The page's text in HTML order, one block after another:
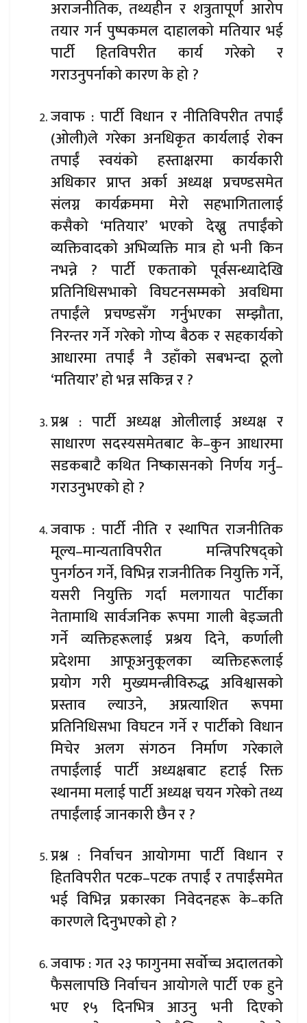
अराजनीतिक, तथ्यहीन र शत्रुतापूर्ण आरोप
तयार गर्न पुष्पकमल दाहालको मतियार भई
पार्टी हितविपरीत कार्य गरेको र
गराउनुपर्नाको कारण के हो ?
जवाफ : पार्टी विधान र नीतिविपरीत तपाईं
(ओली)ले गरेका अनधिकृत कार्यलाई रोक्न
तपाईं स्वयंको हस्ताक्षरमा कार्यकारी
अधिकार प्राप्त अर्का अध्यक्ष प्रचण्डसमेत
संलग्न कार्यक्रममा मेरो सहभागितालाई
कसैको ‘मतियार’ भएको देख्नु तपाईंको
व्यक्तिवादको अभिव्यक्ति मात्र हो भनी किन
नभन्ने ? पार्टी एकताको पूर्वसन्ध्यादेखि
प्रतिनिधिसभाको विघटनसम्मको अवधिमा
तपाईंले प्रचण्डसँग गर्नुभएका सम्झौता,
निरन्तर गर्ने गरेको गोप्य बैठक र सहकार्यको
आधारमा तपाईं नै उहाँको सबभन्दा ठूलो
‘मतियार’ हो भन्न सकिन्न र ?
प्रश्न : पार्टी अध्यक्ष ओलीलाई अध्यक्ष र
साधारण सदस्यसमेतबाट के–कुन आधारमा
सडकबाटै कथित निष्कासनको निर्णय गर्नु–
गराउनुभएको हो ?
जवाफ : पार्टी नीति र स्थापित राजनीतिक
मूल्य–मान्यताविपरीत मन्त्रिपरिषद्को
पुनर्गठन गर्ने, विभिन्न राजनीतिक नियुक्ति गर्ने,
यसरी नियुक्ति गर्दा मलगायत पार्टीका
नेतामाथि सार्वजनिक रूपमा गाली बेइज्जती
गर्ने व्यक्तिहरूलाई प्रश्रय दिने, कर्णाली
प्रदेशमा आफूअनुकूलका व्यक्तिहरूलाई
प्रयोग गरी मुख्यमन्त्रीविरुद्ध अविश्वासको
प्रस्ताव ल्याउने, अप्रत्याशित रूपमा
प्रतिनिधिसभा विघटन गर्ने र पार्टीको विधान
मिचेर अलग संगठन निर्माण गरेकाले
तपाईंलाई पार्टी अध्यक्षबाट हटाई रिक्त
स्थानमा मलाई पार्टी अध्यक्ष चयन गरेको तथ्य
तपाईंलाई जानकारी छैन र ?
प्रश्न : निर्वाचन आयोगमा पार्टी विधान र
हितविपरीत पटक–पटक तपाईं र तपाईंसमेत
भई विभिन्न प्रकारका निवेदनहरू के–कति
कारणले दिनुभएको हो ?
जवाफ : गत २३ फागुनमा सर्वोच्च अदालतको
फैसलापछि निर्वाचन आयोगले पार्टी एक हुने
भए १५ दिनभित्र आउनु भनी दिएको